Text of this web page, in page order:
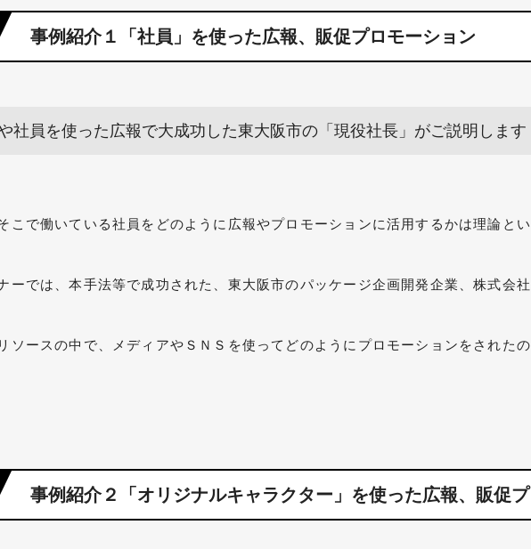
事例紹介１「社員」を使った広報、販促プロモーション
社員を使った広報で大成功した東大阪市の「現役社長」がご説明します
こで働いている社員をどのように広報やプロモーションに活用するかは理論と
ーでは、本手法等で成功された、東大阪市のパッケージ企画開発企業、株式会
ソースの中で、メディアやＳＮＳを使ってどのようにプロモーションをされた
事例紹介２「オリジナルキャラクター」を使った広報、販促